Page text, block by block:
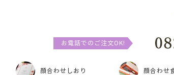
お電話でのご注文OK!
顔合わせしおり 顔合わせ